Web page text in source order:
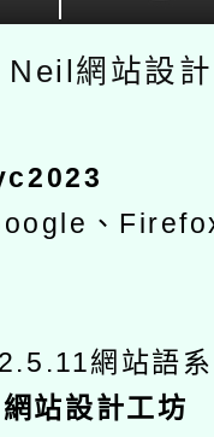
Neil網站設
、
網站語
站設計工坊